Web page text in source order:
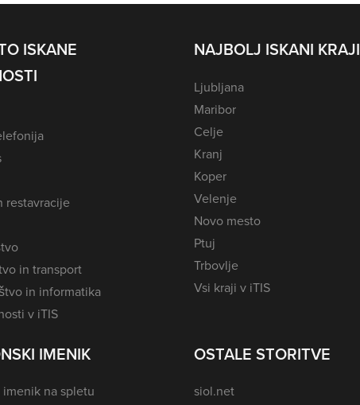
ISKANE
restavracije
in transport
in informatika
v iTIS
NAJBOLJ ISKANI KRAJI
Ljubljana
Maribor
Celje
Kranj
Koper
Velenje
Novo mesto
Ptuj
Trbovlje
Vsi kraji v iTIS
IMENIK
na spletu
OSTALE STORITVE
siol.net